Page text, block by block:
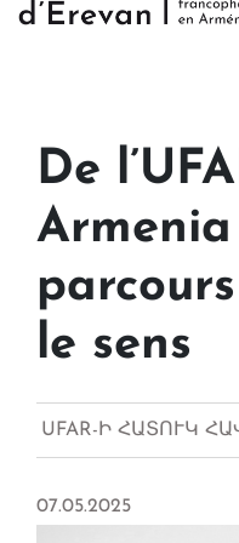
De
Armenia
le sens
UFAR-Ի ՀԱՏՈՒԿ
07.05.2025